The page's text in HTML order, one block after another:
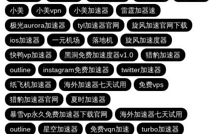
小美
小美vpn 小美加速器
雷霆加器速
极光aurora加速器
tyl加速器官网
旋风加速官网下载
ios加速器
一元机场 落地机
旋风加速度器
快鸭vp加速器
黑洞免费加速度器v1.0
猎豹加速器
outline
instagram免费加速器
twitter加速器
纸飞机加速器
海外加速器七天试用
免费vps
猎豹加速器官网
夏时加速器
暴雪vp永久免费加速器下载官网
海外加速器七天试用
outline
星空加速器 免费vqn加速
turbo加速器